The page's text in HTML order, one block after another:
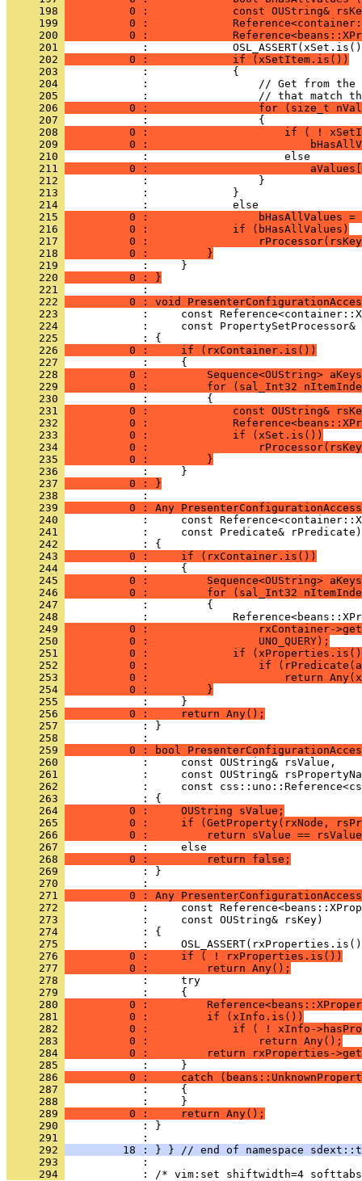
     198
0 :             const OUString&
     199
0 :
     200
0 :
     201
     202
          0 :             if (xSetItem.is())
     203
     204
     205
     206
0 :                 for (size_t
     207
     208
0 :                     if ( !
     209
0 :
     210
     211
0 :
     212
     213
     214
     215
0 :                 bHasAllValues =
     216
          0 :             if (bHasAllValues)
     217
0 :
     218
          0 :         }
     219
     220
          0 : }
     221
     222
0 : void
     223
     224
     225
     226
          0 :     if (rxContainer.is())
     227
     228
0 :         Sequence<OUString>
     229
0 :         for (sal_Int32
     230
     231
0 :             const OUString&
     232
0 :
     233
          0 :             if (xSet.is())
     234
0 :
     235
          0 :         }
     236
     237
          0 : }
     238
     239
0 : Any
     240
     241
     242
     243
          0 :     if (rxContainer.is())
     244
     245
0 :         Sequence<OUString>
     246
0 :         for (sal_Int32
     247
     248
     249
0 :                 rxContainer-
     250
          0 :                 UNO_QUERY);
     251
0 :             if
     252
0 :                 if
     253
0 :                     return
     254
          0 :         }
     255
     256
          0 :     return Any();
     257
            : }
     258
     259
0 : bool
     260
     261
     262
     263
     264
          0 :     OUString sValue;
     265
0 :     if (GetProperty(rxNode,
     266
0 :         return sValue ==
     267
     268
          0 :         return false;
     269
            : }
     270
     271
0 : Any
     272
     273
     274
     275
     276
          0 :     if ( ! rxProperties.is())
     277
          0 :         return Any();
     278
     279
     280
0 :
     281
          0 :         if (xInfo.is())
     282
0 :             if ( ! xInfo-
     283
          0 :                 return Any();
     284
0 :         return rxProperties-
     285
     286
0 :     catch
     287
     288
     289
          0 :     return Any();
     290
            : }
     291
     292
18 : } } // end of namespace
     293
     294